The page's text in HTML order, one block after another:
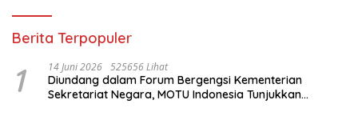
Berita Terpopuler
1 14 Juni 2026 525656 Lihat
Diundang dalam Forum Bergengsi Kementerian
Sekretariat Negara, MOTU Indonesia Tunjukkan